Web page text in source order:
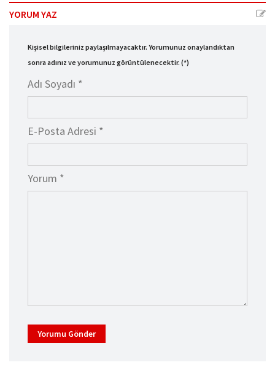
YORUM YAZ
Kişisel bilgileriniz paylaşılmayacaktır. Yorumunuz onaylandıktan
sonra adınız ve yorumunuz görüntülenecektir. (*)
Adı Soyadı *
E-Posta Adresi *
Yorum *
Yorumu Gönder